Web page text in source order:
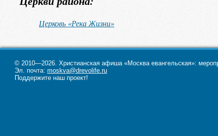
Церковь «Река Жизни»
© 2010—2026. Христианская афиша «Москва евангельская»:
Эл. почта: moskva@drevolife.ru
Поддержите наш проект!